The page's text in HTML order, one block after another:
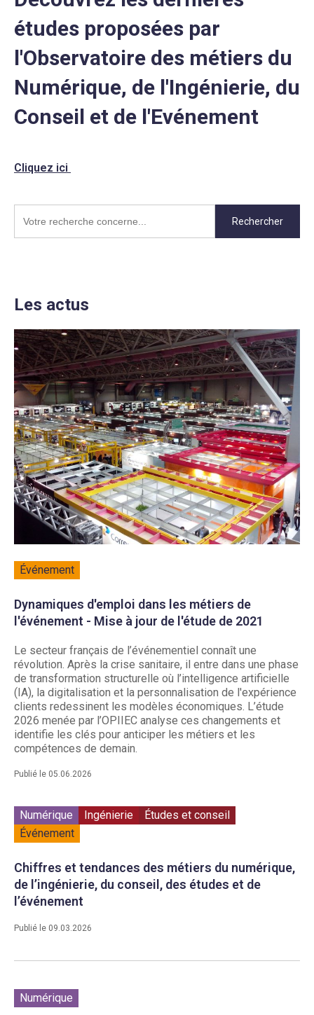
études proposées par
l'Observatoire des métiers du
Numérique, de l'Ingénierie, du
Conseil et de l'Evénement
Cliquez ici
Rechercher
Les actus
Événement
Dynamiques d'emploi dans les métiers de
l'événement - Mise à jour de l'étude de 2021
Le secteur français de l’événementiel connaît une
révolution. Après la crise sanitaire, il entre dans une phase
de transformation structurelle où l’intelligence artificielle
(IA), la digitalisation et la personnalisation de l'expérience
clients redessinent les modèles économiques. L’étude
2026 menée par l’OPIIEC analyse ces changements et
identifie les clés pour anticiper les métiers et les
compétences de demain.
Publié le 05.06.2026
Numérique Ingénierie
Études et conseil
Événement
Chiffres et tendances des métiers du numérique,
de l’ingénierie, du conseil, des études et de
l’événement
Publié le 09.03.2026
Numérique